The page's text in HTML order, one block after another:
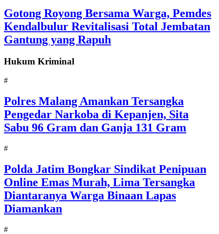
Gotong Royong Bersama Warga, Pemdes
Kendalbulur Revitalisasi Total Jembatan
Gantung yang Rapuh
Hukum Kriminal
#
Polres Malang Amankan Tersangka
Pengedar Narkoba di Kepanjen, Sita
Sabu 96 Gram dan Ganja 131 Gram
#
Polda Jatim Bongkar Sindikat Penipuan
Online Emas Murah, Lima Tersangka
Diantaranya Warga Binaan Lapas
Diamankan
#